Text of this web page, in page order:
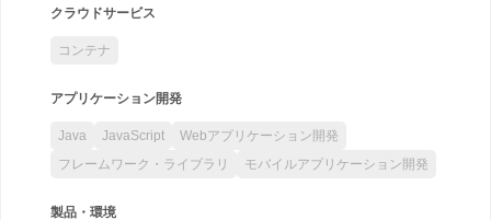
クラウドサービス
コンテナ
アプリケーション開発
Java JavaScript
Webアプリケーション開発
フレームワーク・ライブラリ
モバイルアプリケーション開発
製品・環境